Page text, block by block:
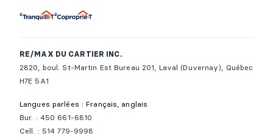
RE/MAX DU CARTIER INC.
2820, boul. St-Martin Est Bureau 201, Laval (Duvernay), Québec
H7E 5A1
Langues parlées : Français, anglais
Bur. : 450 661-6810
Cell. : 514 779-9998